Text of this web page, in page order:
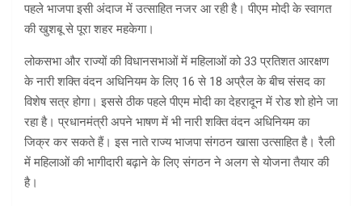
पहले भाजपा इसी अंदाज में उत्साहित नजर आ रही है। पीएम मोदी के स्वागत
की खुशबू से पूरा शहर महकेगा।
लोकसभा और राज्यों की विधानसभाओं में महिलाओं को 33 प्रतिशत आरक्षण
के नारी शक्ति वंदन अधिनियम के लिए 16 से 18 अप्रैल के बीच संसद का
विशेष सत्र होगा। इससे ठीक पहले पीएम मोदी का देहरादून में रोड शो होने जा
रहा है। प्रधानमंत्री अपने भाषण में भी नारी शक्ति वंदन अधिनियम का
जिक्र कर सकते हैं। इस नाते राज्य भाजपा संगठन खासा उत्साहित है। रैली
में महिलाओं की भागीदारी बढ़ाने के लिए संगठन ने अलग से योजना तैयार की
है।